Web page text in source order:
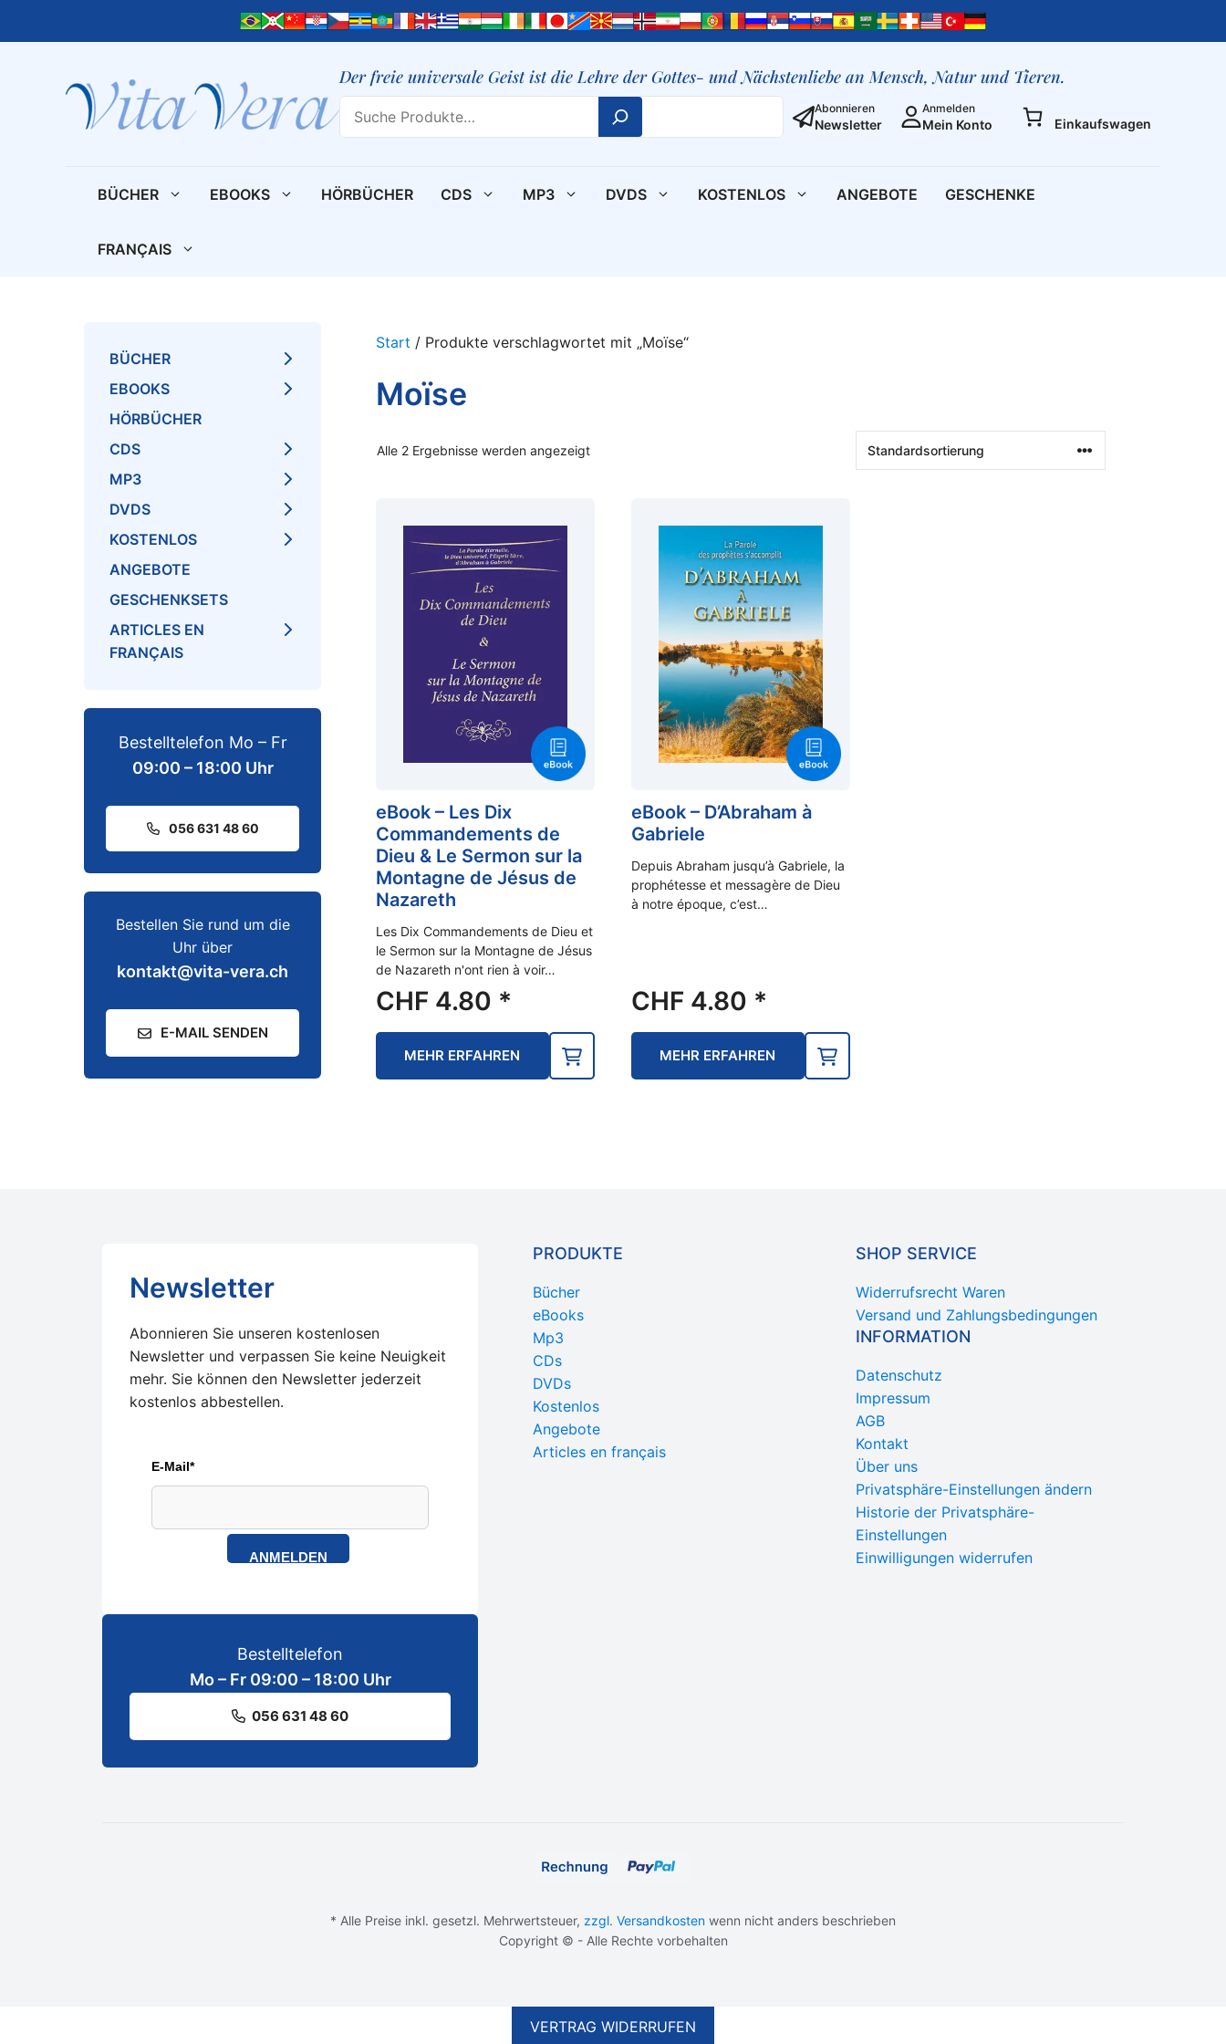
Der freie universale Geist ist die Lehre der Gottes- und Nächstenliebe an Mensch, Natur und Tieren.
Search Abonnieren
Newsletter
Anmelden
Mein Konto Einkaufswagen
BÜCHER EBOOKS HÖRBÜCHER CDS MP3 DVDS KOSTENLOS ANGEBOTE GESCHENKE
FRANÇAIS
Start / Produkte verschlagwortet mit „Moïse“
Moïse
Alle 2 Ergebnisse werden angezeigt
eBook – Les Dix
Commandements de
Dieu & Le Sermon sur la
Montagne de Jésus de
Nazareth
Les Dix Commandements de Dieu et
le Sermon sur la Montagne de Jésus
de Nazareth n'ont rien à voir…
CHF 4.80 *
MEHR ERFAHREN
eBook – D’Abraham à
Gabriele
Depuis Abraham jusqu’à Gabriele, la
prophétesse et messagère de Dieu
à notre époque, c’est…
CHF 4.80 *
MEHR ERFAHREN
BÜCHER
EBOOKS
HÖRBÜCHER
CDS
MP3
DVDS
KOSTENLOS
ANGEBOTE
GESCHENKSETS
ARTICLES EN
FRANÇAIS
Bestelltelefon Mo – Fr
09:00 – 18:00 Uhr
056 631 48 60
Bestellen Sie rund um die
Uhr über
kontakt@vita-vera.ch
E-MAIL SENDEN
Newsletter
Abonnieren Sie unseren kostenlosen
Newsletter und verpassen Sie keine Neuigkeit
mehr. Sie können den Newsletter jederzeit
kostenlos abbestellen.
E-Mail*
ANMELDEN
Bestelltelefon
Mo – Fr 09:00 – 18:00 Uhr
056 631 48 60
PRODUKTE
Bücher
eBooks
Mp3
CDs
DVDs
Kostenlos
Angebote
Articles en français
SHOP SERVICE
Widerrufsrecht Waren
Versand und Zahlungsbedingungen
INFORMATION
Datenschutz
Impressum
AGB
Kontakt
Über uns
Privatsphäre-Einstellungen ändern
Historie der Privatsphäre-
Einstellungen
Einwilligungen widerrufen
* Alle Preise inkl. gesetzl. Mehrwertsteuer, zzgl. Versandkosten wenn nicht anders beschrieben
Copyright © - Alle Rechte vorbehalten
VERTRAG WIDERRUFEN